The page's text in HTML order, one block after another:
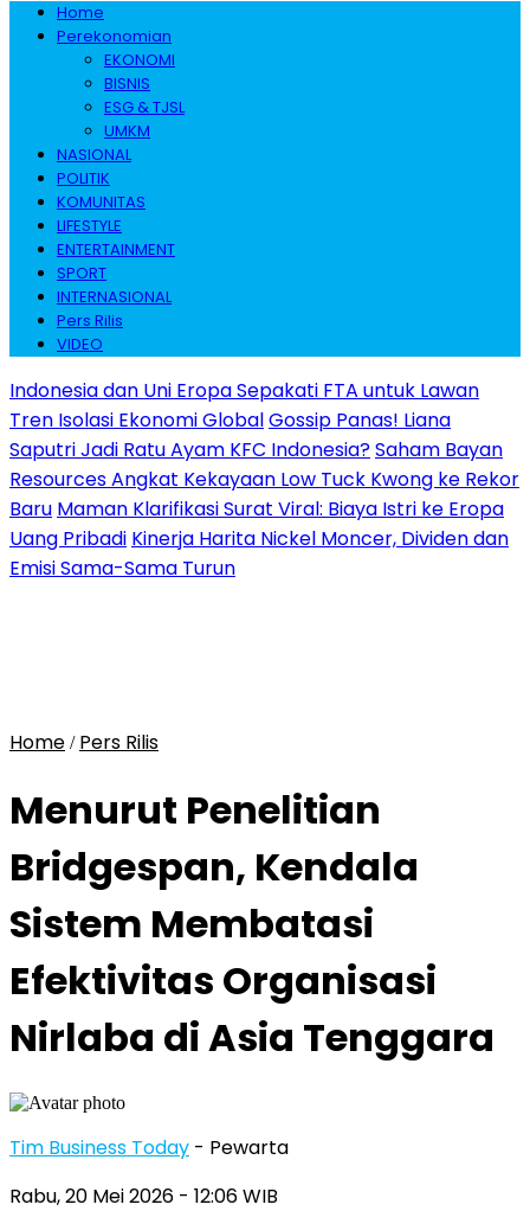
Home
Perekonomian
EKONOMI
BISNIS
ESG & TJSL
UMKM
NASIONAL
POLITIK
KOMUNITAS
LIFESTYLE
ENTERTAINMENT
SPORT
INTERNASIONAL
Pers Rilis
VIDEO
Indonesia dan Uni Eropa Sepakati FTA untuk Lawan
Tren Isolasi Ekonomi GlobalGossip Panas! Liana
Saputri Jadi Ratu Ayam KFC Indonesia?Saham Bayan
Resources Angkat Kekayaan Low Tuck Kwong ke Rekor
Baru Maman Klarifikasi Surat Viral: Biaya Istri ke Eropa
Uang Pribadi Kinerja Harita Nickel Moncer, Dividen dan
Emisi Sama-Sama Turun
Home / Pers Rilis
Menurut Penelitian
Bridgespan, Kendala
Sistem Membatasi
Efektivitas Organisasi
Nirlaba di Asia Tenggara
Tim Business Today - Pewarta
Rabu, 20 Mei 2026 - 12:06 WIB